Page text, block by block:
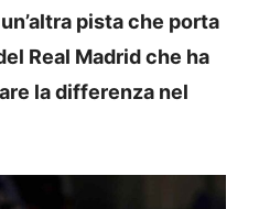
pista che porta
Real Madrid che ha
la differenza nel